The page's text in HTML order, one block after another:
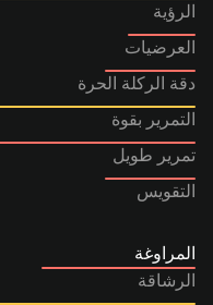
الرؤية
العرضيات
دقة الركلة الحرة
التمرير بقوة
تمرير طويل
التقويس
المراوغة
الرشاقة